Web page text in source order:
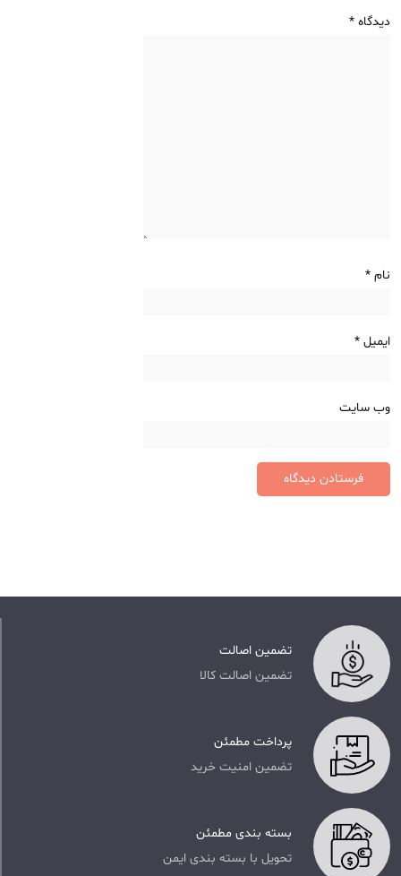
دیدگاه *
نام *
ایمیل *
وب‌ سایت
تضمین اصالت
تضمین اصالت کالا
پرداخت مطمئن
تضمین امنیت خرید
بسته بندی مطمئن
تحویل با بسته بندی ایمن